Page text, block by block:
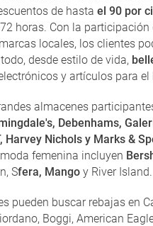
de hasta el 90 por
horas. Con la
locales, los clientes
desde estilo de vida,
y artículos para el
almacenes
Debenhams,
Harvey Nichols y Marks &
femenina incluyen
Sfera, Mango y River Island.
pueden buscar rebajas en
Boggi, American